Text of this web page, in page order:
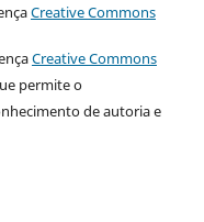
Creative Commons
Creative Commons
permite o
de autoria e